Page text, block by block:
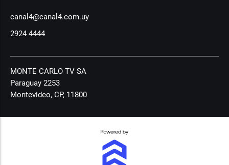
canal4@canal4.com.uy
2924 4444
MONTE CARLO TV SA
Paraguay 2253
Montevideo, CP, 11800